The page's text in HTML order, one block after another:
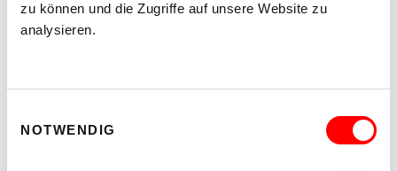
zu können und die Zugriffe auf unsere Website zu
analysieren.
NOTWENDIG